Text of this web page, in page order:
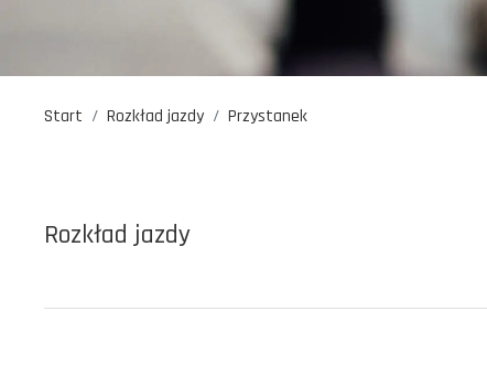
Start Rozkład jazdy Przystanek
Rozkład jazdy